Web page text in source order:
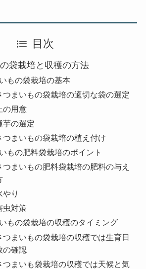
目次
袋栽培と収穫の方法
もの袋栽培の基本
つまいもの袋栽培の適切な袋の選定
の用意
芋の選定
つまいもの袋栽培の植え付け
もの肥料袋栽培のポイント
つまいもの肥料袋栽培の肥料の与え
やり
虫対策
もの袋栽培の収穫のタイミング
つまいもの袋栽培の収穫では生育日
の確認
つまいも袋栽培の収穫では天候と気